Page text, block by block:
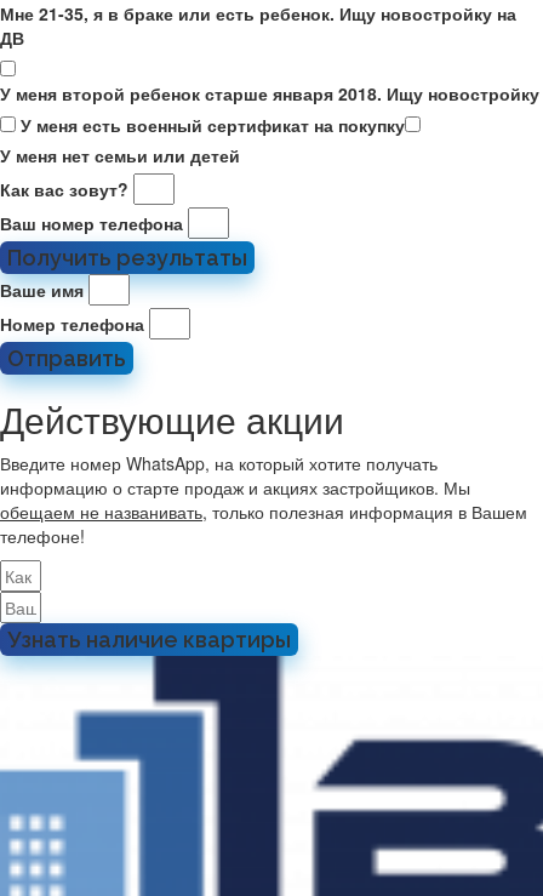
Мне 21-35, я в браке или есть ребенок. Ищу новостройку на
ДВ
У меня второй ребенок старше января 2018. Ищу новостройку
У меня есть военный сертификат на покупку
У меня нет семьи или детей
Как вас зовут?
Ваш номер телефона
Получить результаты
Ваше имя
Номер телефона
Отправить
Действующие акции
Введите номер WhatsApp, на который хотите получать
информацию о старте продаж и акциях застройщиков. Мы
обещаем не названивать, только полезная информация в Вашем
телефоне!
Узнать наличие квартиры